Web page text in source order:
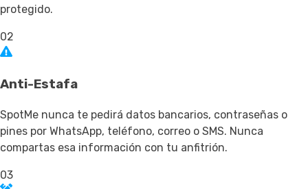
protegido.
02
Anti-Estafa
SpotMe nunca te pedirá datos bancarios, contraseñas o
pines por WhatsApp, teléfono, correo o SMS. Nunca
compartas esa información con tu anfitrión.
03